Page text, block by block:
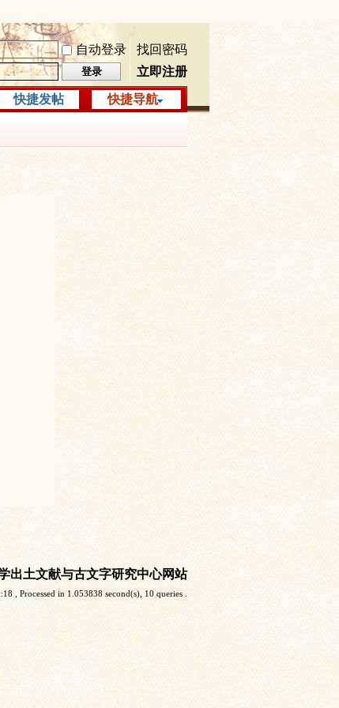
自动登录
找回密码
登录 立即注册
快捷导航
快捷发帖
出土文献与古文字研究中心网站
, Processed in 1.053838 second(s), 10 queries .